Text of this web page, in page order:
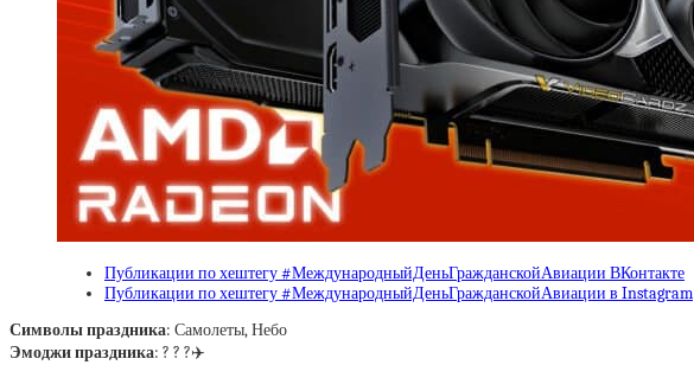
Публикации по хештегу #МеждународныйДеньГражданскойАвиации ВКонтакте
Публикации по хештегу #МеждународныйДеньГражданскойАвиации в Instagram
Символы праздника: Самолеты, Небо
Эмоджи праздника: ? ? ?✈️